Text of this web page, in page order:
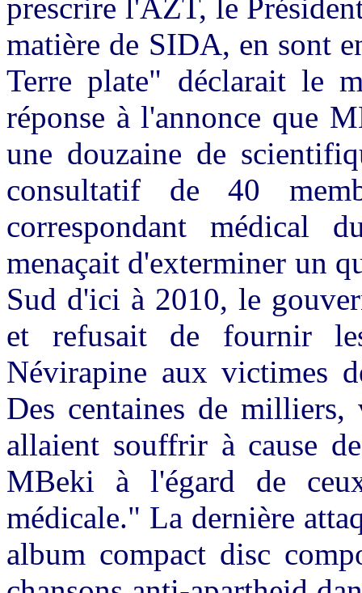
prescrire l'AZT, le
matière de SIDA, en sont
Terre plate" déclarait le
réponse à l'annonce que
une douzaine de
consultatif de 40
correspondant médical
menaçait d'exterminer un
Sud d'ici à 2010, le
et refusait de fournir
Névirapine aux victimes
Des centaines de
allaient souffrir à cause
MBeki à l'égard de
médicale." La dernière
album compact disc